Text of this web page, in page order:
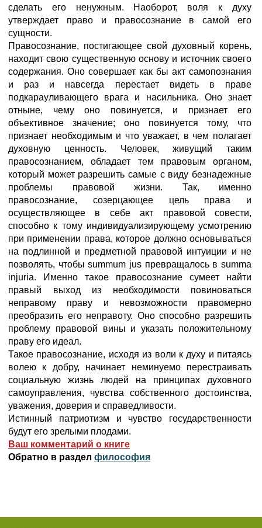
сделать его ненужным. Наоборот, воля к духу
утверждает право и правосознание в самой его
сущности.
Правосознание, постигающее свой духовный корень,
находит свою существенную основу и источник своего
содержания. Оно совершает как бы акт самопознания
и раз и навсегда перестает видеть в праве
подкарауливающего врага и насильника. Оно знает
отныне, чему оно повинуется, и признает его
объективное значение; оно повинуется тому, что
признает необходимым и что уважает, в чем полагает
духовную ценность. Человек, живущий таким
правосознанием, обладает тем правовым органом,
который может разрешить самые с виду безнадежные
проблемы правовой жизни. Так, именно
правосознание, созерцающее цель права и
осуществляющее в себе акт правовой совести,
способно к тому индивидуализирующему усмотрению
при применении права, которое должно основываться
на подлинной и предметной правовой интуиции и не
позволять, чтобы summum jus превращалось в summa
injuria. Именно такое правосознание сумеет найти
правый выход из необходимости повиноваться
неправому праву и невозможности правомерно
преобразить его неправоту. Оно способно разрешить
проблему правовой вины и указать положительному
праву его идеал.
Такое правосознание, исходя из воли к духу и питаясь
волею к добру, начинает неминуемо перестраивать
социальную жизнь людей на принципах духовного
самоуправления, чувства собственного достоинства,
уважения, доверия и справедливости.
Истинный патриотизм и чувство государственности
будут его зрелыми плодами.
Ваш комментарий о книге
Обратно в раздел философия